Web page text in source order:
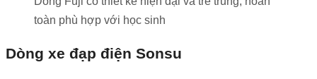
toàn phù hợp với học sinh
Dòng xe đạp điện Sonsu